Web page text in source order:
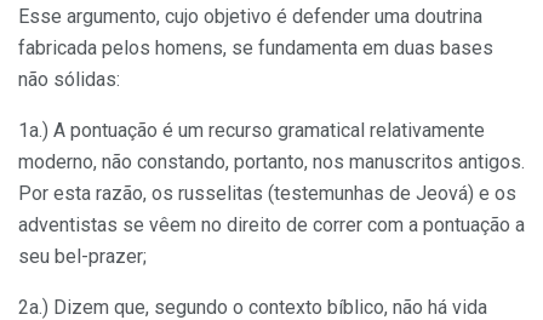
Esse argumento, cujo objetivo é defender uma doutrina
fabricada pelos homens, se fundamenta em duas bases
não sólidas:
1a.) A pontuação é um recurso gramatical relativamente
moderno, não constando, portanto, nos manuscritos antigos.
Por esta razão, os russelitas (testemunhas de Jeová) e os
adventistas se vêem no direito de correr com a pontuação a
seu bel-prazer;
2a.) Dizem que, segundo o contexto bíblico, não há vida